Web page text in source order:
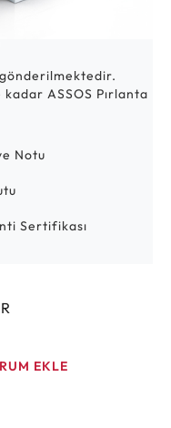
ASSOS Pırlanta
Notu
Sertifikası
EKLE